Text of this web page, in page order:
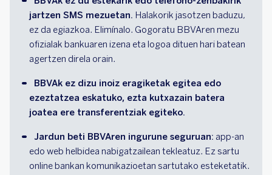
jartzen SMS mezuetan. Halakorik jasotzen baduzu,
ez da egiazkoa. Elimínalo. Gogoratu BBVAren mezu
ofizialak bankuaren izena eta logoa dituen hari batean
agertzen direla orain.
BBVAk ez dizu inoiz eragiketak egitea edo
ezeztatzea eskatuko, ezta kutxazain batera
joatea ere transferentziak egiteko.
Jardun beti BBVAren ingurune seguruan: app-an
edo web helbidea nabigatzailean tekleatuz. Ez sartu
online bankan komunikazioetan sartutako esteketatik.